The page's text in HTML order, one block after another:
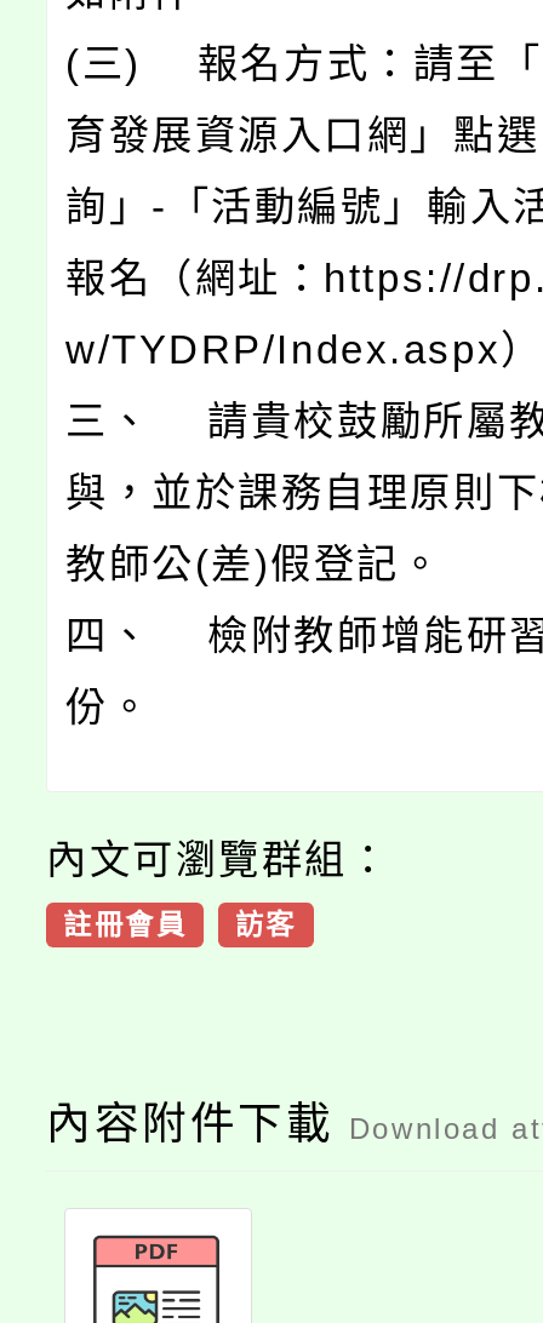
(三) 報名方式：請至「
育發展資源入口網」點
詢」-「活動編號」輸入
報名（網址：https://
w/TYDRP/Index.aspx
三、 請貴校鼓勵所屬
與，並於課務自理原則
教師公(差)假登記。
四、 檢附教師增能研
份。
內文可瀏覽群組：
註冊會員 訪客
內容附件下載 Download